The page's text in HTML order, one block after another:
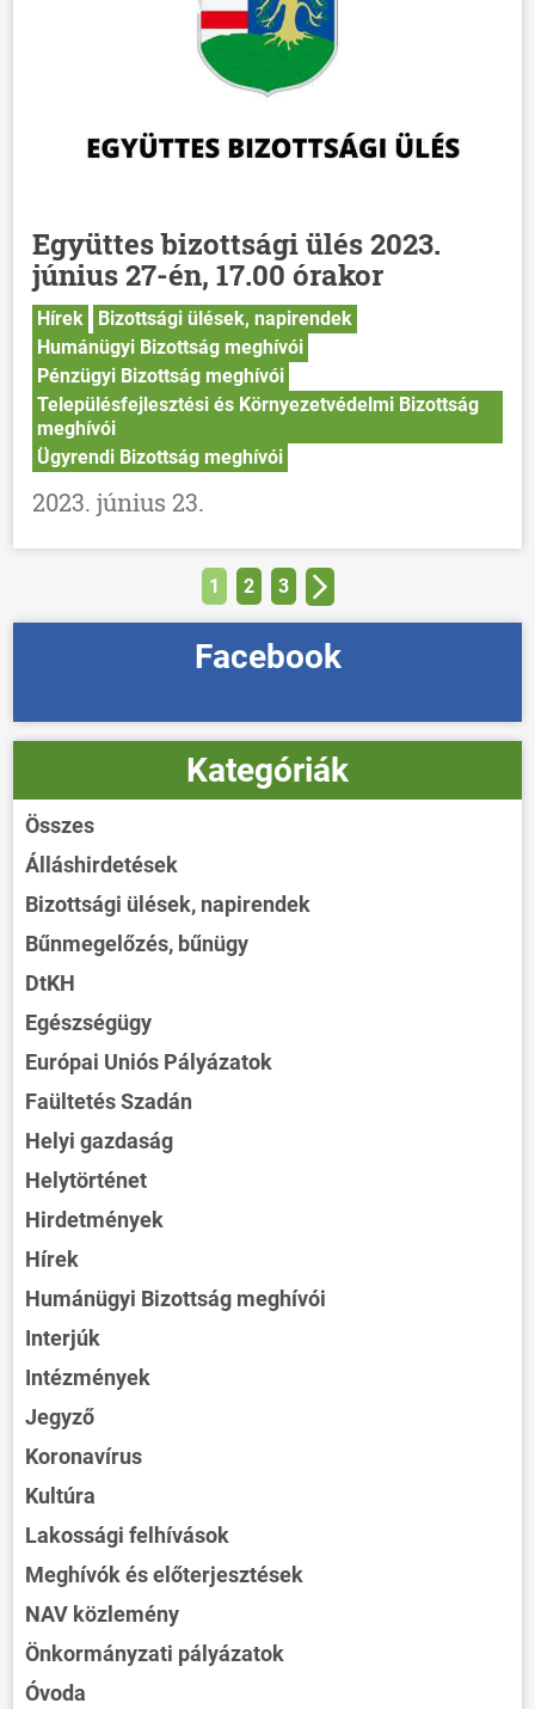
Együttes bizottsági ülés 2023.
június 27-én, 17.00 órakor
Hírek
Bizottsági ülések, napirendek
Humánügyi Bizottság meghívói
Pénzügyi Bizottság meghívói
Településfejlesztési és Környezetvédelmi Bizottság
meghívói
Ügyrendi Bizottság meghívói
2023. június 23.
1 2 3
Facebook
Kategóriák
Összes
Álláshirdetések
Bizottsági ülések, napirendek
Bűnmegelőzés, bűnügy
DtKH
Egészségügy
Európai Uniós Pályázatok
Faültetés Szadán
Helyi gazdaság
Helytörténet
Hirdetmények
Hírek
Humánügyi Bizottság meghívói
Interjúk
Intézmények
Jegyző
Koronavírus
Kultúra
Lakossági felhívások
Meghívók és előterjesztések
NAV közlemény
Önkormányzati pályázatok
Óvoda